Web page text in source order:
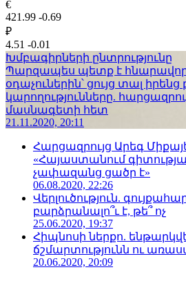
€
421.99 -0.69
₽
4.51 -0.01
Խմբագիրների ընտրությունը
Պարզապես պետք է
օդաչուներին՝ ցույց տալ իրենց
կարողությունները.
մասնագետի հետ
21.11.2020, 20:11
Հարցազրույց Արեգ
«Հայաստանում
չափազանց ցածր է»
06.08.2020, 22:26
Վերլուծություն.
բարձրանալո՞ւ է, թե՞ ոչ
25.06.2020, 19:37
Հիպնոսի ներքո.
ճշմարտությունն ու
20.06.2020, 20:09